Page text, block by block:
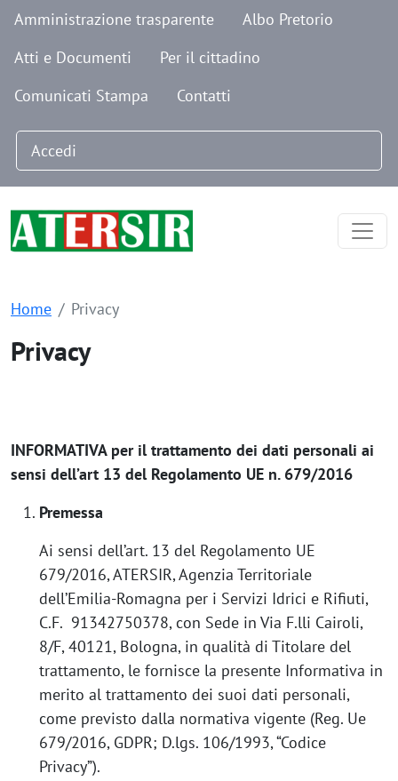
Salta al contenuto principale
Navigazione secondaria
Amministrazione trasparente
Albo Pretorio
Atti e Documenti
Per il cittadino
Comunicati Stampa
Contatti
Menu profilo utente
Accedi
Home Privacy
Privacy
INFORMATIVA per il trattamento dei dati personali ai
sensi dell’art 13 del Regolamento UE n. 679/2016
Premessa
Ai sensi dell’art. 13 del Regolamento UE
679/2016, ATERSIR, Agenzia Territoriale
dell’Emilia-Romagna per i Servizi Idrici e Rifiuti,
C.F. 91342750378, con Sede in Via F.lli Cairoli,
8/F, 40121, Bologna, in qualità di Titolare del
trattamento, le fornisce la presente Informativa in
merito al trattamento dei suoi dati personali,
come previsto dalla normativa vigente (Reg. Ue
679/2016, GDPR; D.lgs. 106/1993, “Codice
Privacy”).